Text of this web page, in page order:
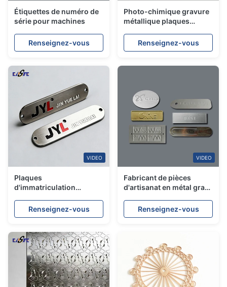
Étiquettes de numéro de
série pour machines
Renseignez-vous
Photo-chimique gravure
métallique plaques
acier inoxydable avec
une haute précision
Renseignez-vous
VIDEO
Plaques
d'immatriculation
en acier inoxydable sur
mesure pour la marque
Renseignez-vous
VIDEO
Fabricant de pièces
d'artisanat en métal gravé
Renseignez-vous